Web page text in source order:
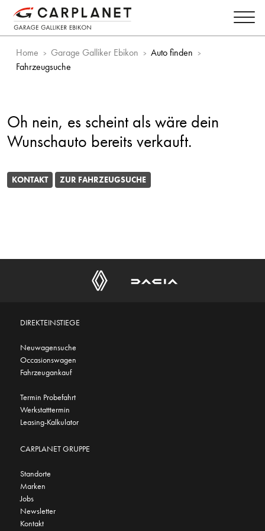
Home Garage Galliker Ebikon
Auto finden
Fahrzeugsuche
Oh nein, es scheint als wäre dein
Wunschauto bereits verkauft.
KONTAKT ZUR FAHRZEUGSUCHE
DIREKTEINSTIEGE
Neuwagensuche
Occasionswagen
Fahrzeugankauf
Termin Probefahrt
Werkstatttermin
Leasing-Kalkulator
CARPLANET GRUPPE
Standorte
Marken
Jobs
Newsletter
Kontakt